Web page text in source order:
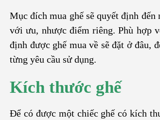
Mục đích mua ghế sẽ quyết định đến
với ưu, nhược điểm riêng. Phù hợp
định được ghế mua về sẽ đặt ở đâu,
từng yêu cầu sử dụng.
Kích thước ghế
Để có được một chiếc ghế có kích